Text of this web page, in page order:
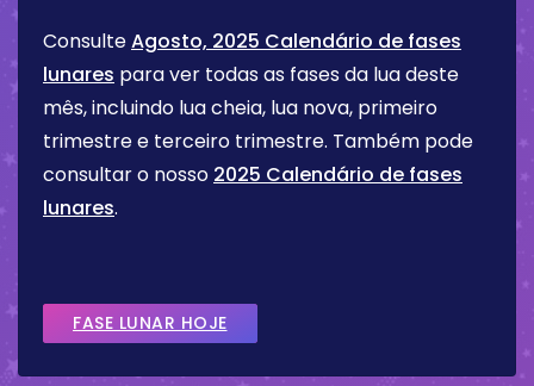
ConsulteAgosto, 2025 Calendário de fases
lunares para ver todas as fases da lua deste
mês, incluindo lua cheia, lua nova, primeiro
trimestre e terceiro trimestre. Também pode
consultar o nosso 2025 Calendário de fases
lunares.
FASE LUNAR HOJE